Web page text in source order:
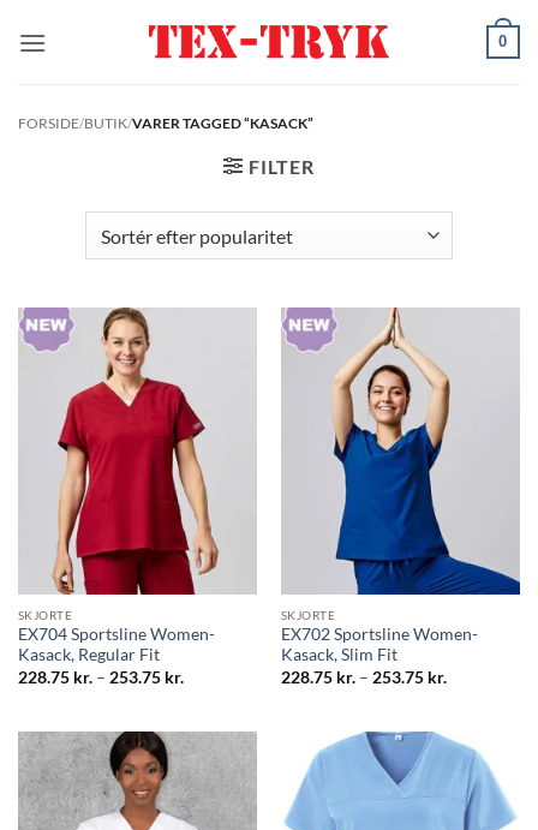
0
FORSIDE/BUTIK/VARER TAGGED “KASACK”
FILTER
SKJORTE
EX704 Sportsline Women-
Kasack, Regular Fit
228.75 kr. – 253.75 kr.
SKJORTE
EX702 Sportsline Women-
Kasack, Slim Fit
228.75 kr. – 253.75 kr.